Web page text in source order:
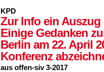
KPD
Zur Info ein Auszug
Einige Gedanken
Berlin am 22. April
Konferenz
aus offen-siv 3-2017